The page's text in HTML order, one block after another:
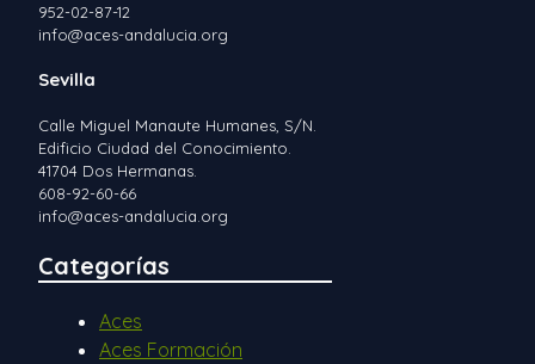
952-02-87-12
info@aces-andalucia.org
Sevilla
Calle Miguel Manaute Humanes, S/N.
Edificio Ciudad del Conocimiento.
41704 Dos Hermanas.
608-92-60-66
info@aces-andalucia.org
Categorías
Aces
Aces Formación